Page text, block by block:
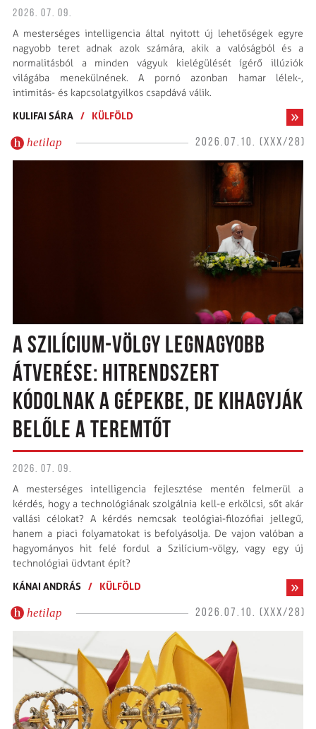
2026. 07. 09.
A mesterséges intelligencia által nyitott új lehetőségek egyre
nagyobb teret adnak azok számára, akik a valóságból és a
normalitásból a minden vágyuk kielégülését ígérő illúziók
világába menekülnének. A pornó azonban hamar lélek-,
intimitás- és kapcsolatgyilkos csapdává válik.
KULIFAI SÁRA / KÜLFÖLD
hetilap 2026.07.10. (XXX/28)
A SZILÍCIUM-VÖLGY LEGNAGYOBB
ÁTVERÉSE: HITRENDSZERT
KÓDOLNAK A GÉPEKBE, DE KIHAGYJÁK
BELŐLE A TEREMTŐT
2026. 07. 09.
A mesterséges intelligencia fejlesztése mentén felmerül a
kérdés, hogy a technológiának szolgálnia kell-e erkölcsi, sőt akár
vallási célokat? A kérdés nemcsak teológiai-filozófiai jellegű,
hanem a piaci folyamatokat is befolyásolja. De vajon valóban a
hagyományos hit felé fordul a Szilícium-völgy, vagy egy új
technológiai üdvtant épít?
KÁNAI ANDRÁS / KÜLFÖLD
hetilap 2026.07.10. (XXX/28)